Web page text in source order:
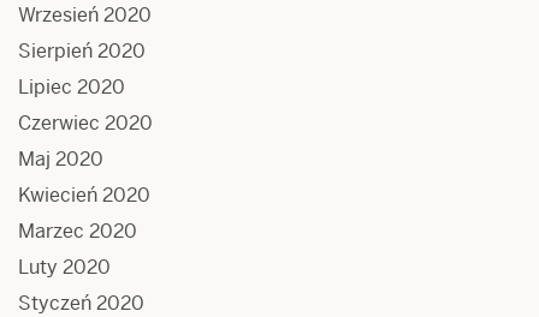
Wrzesień 2020
Sierpień 2020
Lipiec 2020
Czerwiec 2020
Maj 2020
Kwiecień 2020
Marzec 2020
Luty 2020
Styczeń 2020